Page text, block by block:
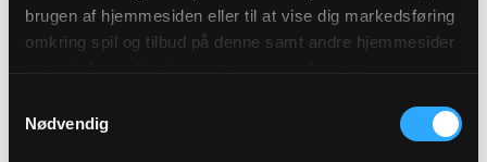
brugen af hjemmesiden eller til at vise dig markedsføring
omkring spil og tilbud på denne samt andre hjemmesider
af cookies under "Detaljer" eller ved at klikke videre til
vores Cookiepolitik, som du finder i bunden af vores
Nødvendig